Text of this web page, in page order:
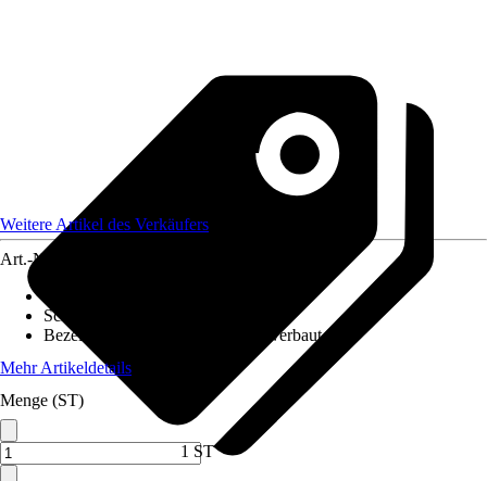
Weitere Artikel des Verkäufers
Art.-Nr.
Schutzart
Bezeichnung Fassung
LED fest verbaut
Mehr Artikeldetails
Menge (ST)
1 ST